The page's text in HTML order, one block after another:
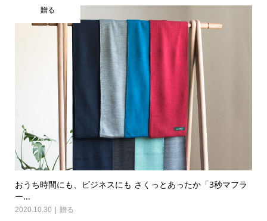
贈る
おうち時間にも、ビジネスにも さくっとあったか「3秒マフラ
ー...
2020.10.30 贈る